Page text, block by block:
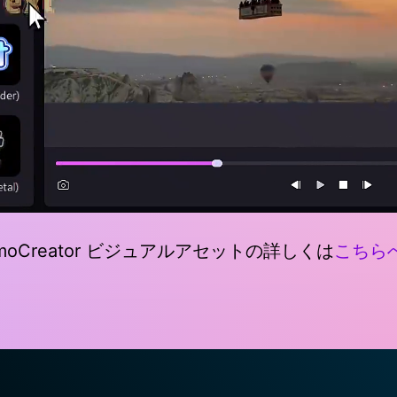
ビジュアルアセットの詳しくはこちら